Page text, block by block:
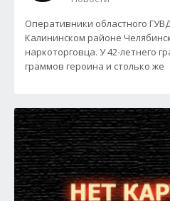
Оперативники областного
Калининском районе
наркоторговца. У 42-летнего
граммов героина и столько же